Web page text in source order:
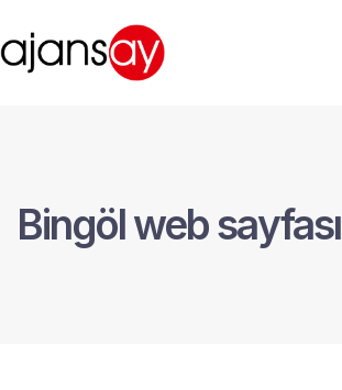
Bingöl web sayfası